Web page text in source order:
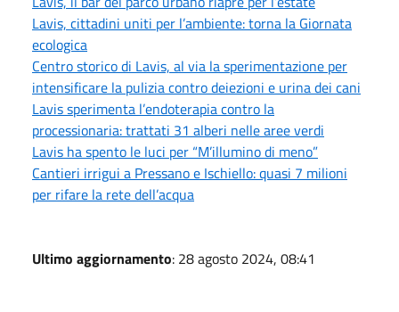
Lavis, cittadini uniti per l’ambiente: torna la Giornata
ecologica
Centro storico di Lavis, al via la sperimentazione per
intensificare la pulizia contro deiezioni e urina dei cani
Lavis sperimenta l’endoterapia contro la
processionaria: trattati 31 alberi nelle aree verdi
Lavis ha spento le luci per “M’illumino di meno”
Cantieri irrigui a Pressano e Ischiello: quasi 7 milioni
per rifare la rete dell’acqua
Ultimo aggiornamento: 28 agosto 2024, 08:41